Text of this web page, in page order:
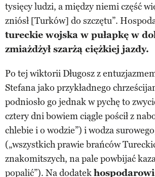
tysięcy ludzi, a między niemi część
zniósł [Turków] do szczętu”.
tureckie wojska w pułapkę w
zmiażdżył szarżą ciężkiej jazdy.
Po tej wiktorii Długosz z
Stefana jako przykładnego
podniosło go jednak w pychę to
cztery dni bowiem ciągle pościł z
chlebie i o wodzie”) i wodza
(„wszystkich prawie brańców
znakomitszych, na pale powbijać
popalić”). Na dodatek